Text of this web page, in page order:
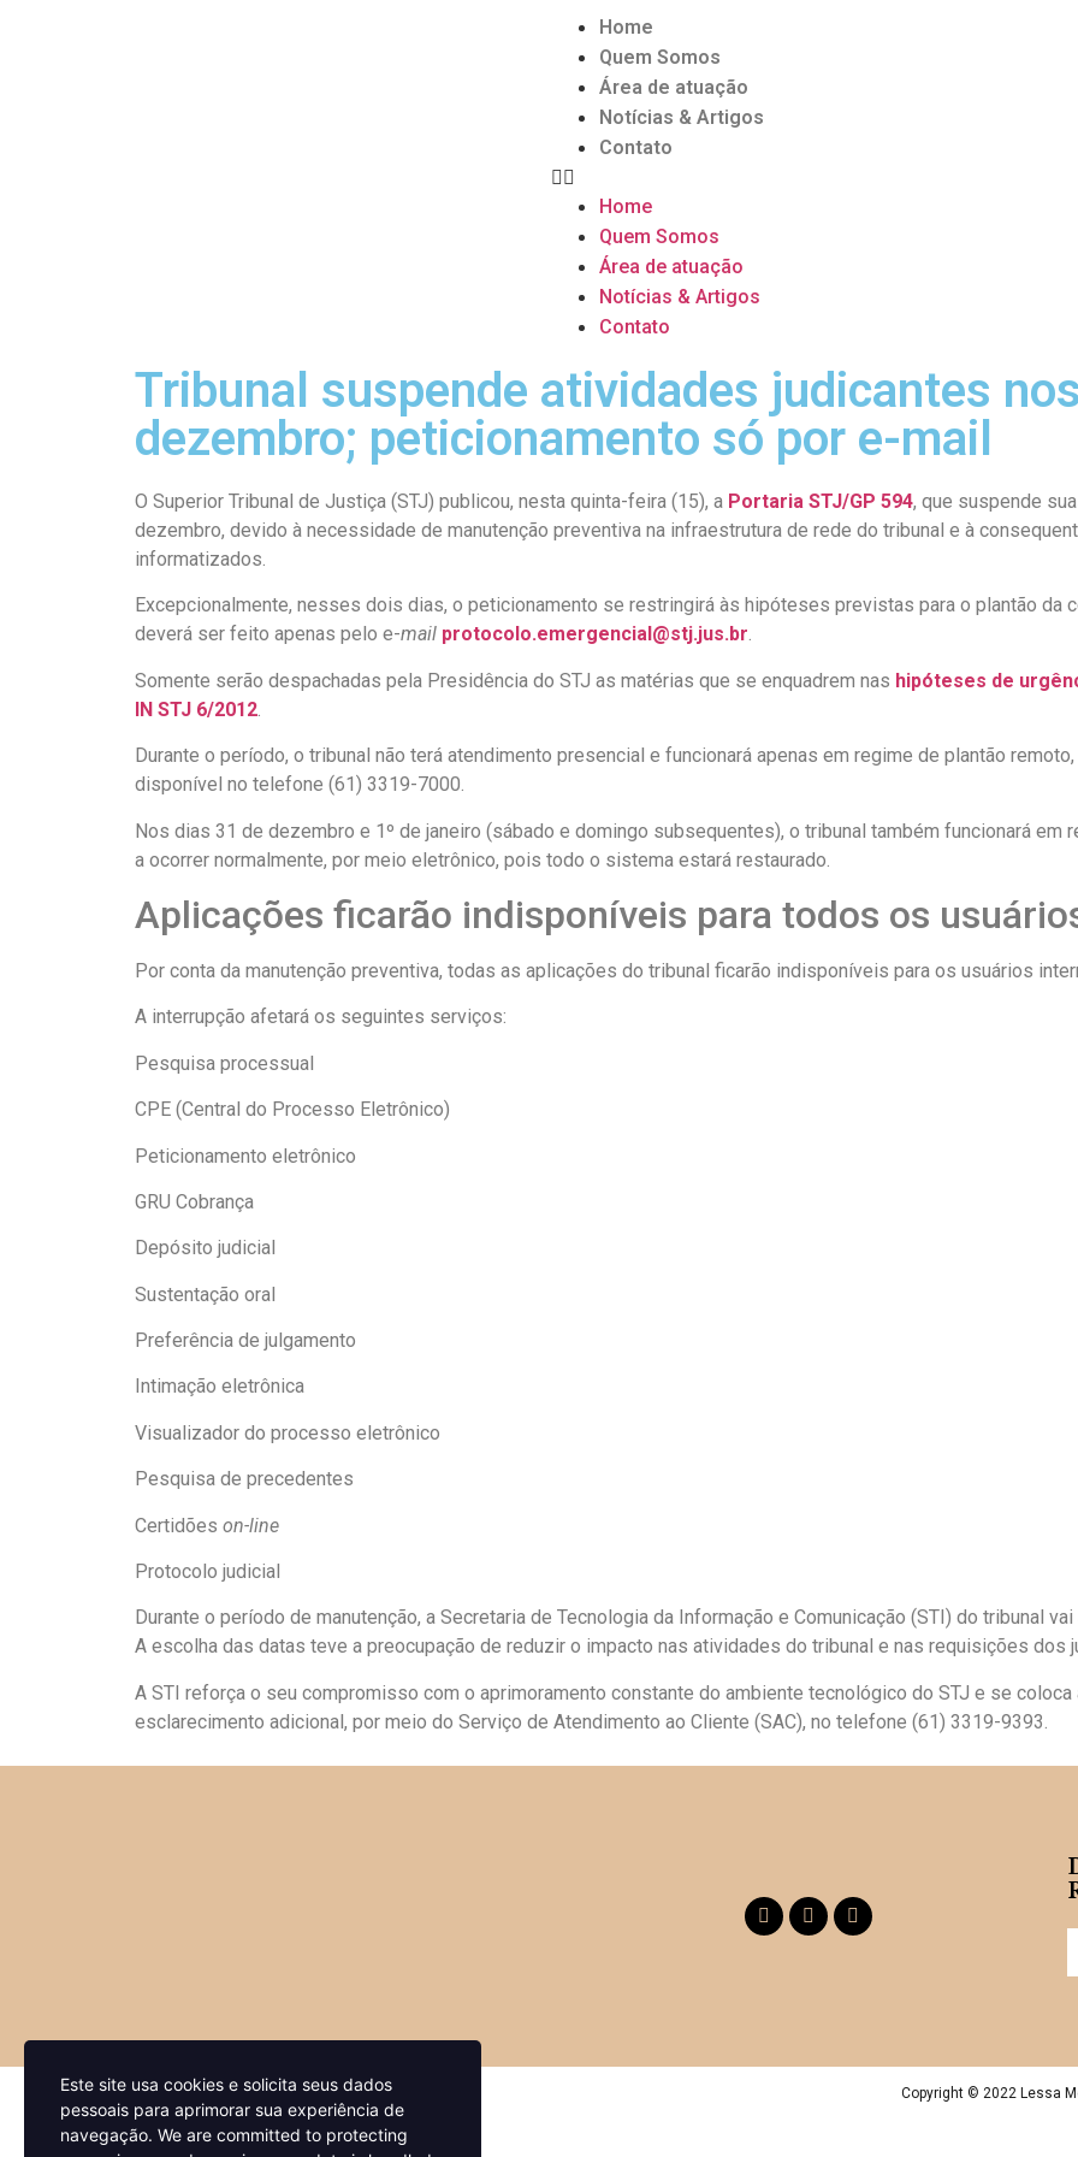
Home
Quem Somos
Área de atuação
Notícias & Artigos
Contato
Home
Quem Somos
Área de atuação
Notícias & Artigos
Contato
Tribunal suspende atividades judicantes
dezembro; peticionamento só por e-mail
O Superior Tribunal de Justiça (STJ) publicou, nesta quinta-feira (15), a Portaria STJ/GP 594, que suspende
dezembro, devido à necessidade de manutenção preventiva na infraestrutura de rede do tribunal e à
informatizados.
Excepcionalmente, nesses dois dias, o peticionamento se restringirá às hipóteses previstas para o plantão da
deverá ser feito apenas pelo e-mail protocolo.emergencial@stj.jus.br.
Somente serão despachadas pela Presidência do STJ as matérias que se enquadrem nas hipóteses de
IN STJ 6/2012
Durante o período, o tribunal não terá atendimento presencial e funcionará apenas em regime de plantão
disponível no telefone (61) 3319-7000.
Nos dias 31 de dezembro e 1º de janeiro (sábado e domingo subsequentes), o tribunal também funcionará em
a ocorrer normalmente, por meio eletrônico, pois todo o sistema estará restaurado.
Aplicações ficarão indisponíveis para todos os
Por conta da manutenção preventiva, todas as aplicações do tribunal ficarão indisponíveis para os usuários
A interrupção afetará os seguintes serviços:
Pesquisa processual
CPE (Central do Processo Eletrônico)
Peticionamento eletrônico
GRU Cobrança
Depósito judicial
Sustentação oral
Preferência de julgamento
Intimação eletrônica
Visualizador do processo eletrônico
Pesquisa de precedentes
Certidões on-line
Protocolo judicial
Durante o período de manutenção, a Secretaria de Tecnologia da Informação e Comunicação (STI) do tribunal
A escolha das datas teve a preocupação de reduzir o impacto nas atividades do tribunal e nas requisições dos
A STI reforça o seu compromisso com o aprimoramento constante do ambiente tecnológico do STJ e se
esclarecimento adicional, por meio do Serviço de Atendimento ao Cliente (SAC), no telefone (61) 3319-9393.
Copyright © 2022 Lessa
Este site usa cookies e solicita seus dados
pessoais para aprimorar sua experiência de
navegação. We are committed to protecting